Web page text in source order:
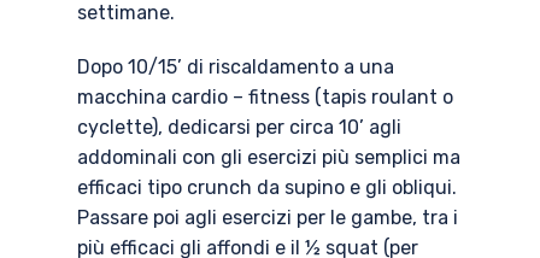
settimane.
Dopo 10/15’ di riscaldamento a una
macchina cardio – fitness (tapis roulant o
cyclette), dedicarsi per circa 10’ agli
addominali con gli esercizi più semplici ma
efficaci tipo crunch da supino e gli obliqui.
Passare poi agli esercizi per le gambe, tra i
più efficaci gli affondi e il ½ squat (per